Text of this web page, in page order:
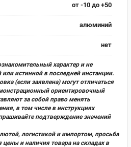
от -10 до +50
алюминий
нет
характер и не
истинной в последней инстанции.
(если заявлена) могут отличаться
ориентировочный
за собой право менять
в том числе в инструкциях
подтверждение значений
логистикой и импортом, просьба
и наличия товара на складах в